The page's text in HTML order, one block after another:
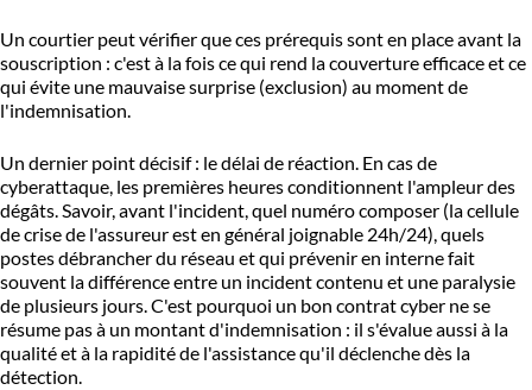
Un courtier peut vérifier que ces prérequis sont en place avant la
souscription : c'est à la fois ce qui rend la couverture efficace et ce
qui évite une mauvaise surprise (exclusion) au moment de
l'indemnisation.
Un dernier point décisif : le délai de réaction. En cas de
cyberattaque, les premières heures conditionnent l'ampleur des
dégâts. Savoir, avant l'incident, quel numéro composer (la cellule
de crise de l'assureur est en général joignable 24h/24), quels
postes débrancher du réseau et qui prévenir en interne fait
souvent la différence entre un incident contenu et une paralysie
de plusieurs jours. C'est pourquoi un bon contrat cyber ne se
résume pas à un montant d'indemnisation : il s'évalue aussi à la
qualité et à la rapidité de l'assistance qu'il déclenche dès la
détection.